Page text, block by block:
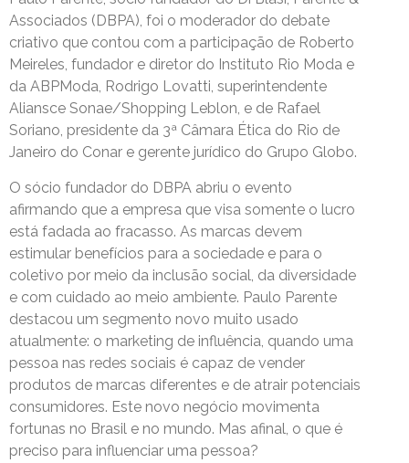
Associados (DBPA), foi o moderador do debate
criativo que contou com a participação de Roberto
Meireles, fundador e diretor do Instituto Rio Moda e
da ABPModa, Rodrigo Lovatti, superintendente
Aliansce Sonae/Shopping Leblon, e de Rafael
Soriano, presidente da 3ª Câmara Ética do Rio de
Janeiro do Conar e gerente jurídico do Grupo Globo.
O sócio fundador do DBPA abriu o evento
afirmando que a empresa que visa somente o lucro
está fadada ao fracasso. As marcas devem
estimular benefícios para a sociedade e para o
coletivo por meio da inclusão social, da diversidade
e com cuidado ao meio ambiente. Paulo Parente
destacou um segmento novo muito usado
atualmente: o marketing de influência, quando uma
pessoa nas redes sociais é capaz de vender
produtos de marcas diferentes e de atrair potenciais
consumidores. Este novo negócio movimenta
fortunas no Brasil e no mundo. Mas afinal, o que é
preciso para influenciar uma pessoa?